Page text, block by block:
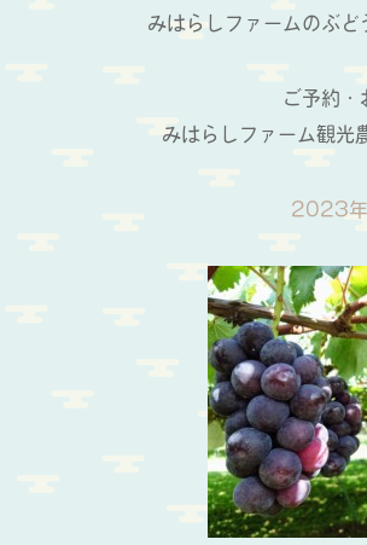
みはらしファームのぶ
ご予約・
みはらしファーム観
2023年